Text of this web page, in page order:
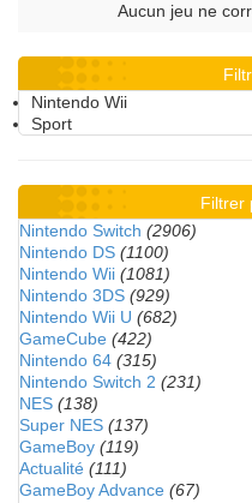
Aucun jeu ne
Nintendo Wii
Sport
Filtrer
Nintendo Switch (2906)
Nintendo DS (1100)
Nintendo Wii (1081)
Nintendo 3DS (929)
Nintendo Wii U (682)
GameCube (422)
Nintendo 64 (315)
Nintendo Switch 2 (231)
NES (138)
Super NES (137)
GameBoy (119)
Actualité (111)
GameBoy Advance (67)